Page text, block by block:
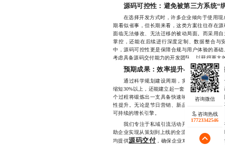
源码可控性：避免被第三方系统“
在选择开发方式时，许多企业倾向于使用现
期看似省事，但长期来看，这类方案往往存在
面临无法修改、无法迁移的被动局面。而采用
掌控，还能在后续进行深度定制、数据整合与
中，源码可控性更是保障合规与用户体验的基
考虑具备源码交付能力的开发团队，以获得更大
预期成果：效率提升与能力沉淀并
通过科学规划建设周期，实施模块化与敏捷
缩短30%以上，还能建立起一套可复用的活动模
个过程将锻炼出一支具备快速响应能力的跨职
性提升。无论是节日营销、新品推广，还是老
可持续的增长引擎。
我们专注于私域引流活动开发领域多年，拥
助企业实现从策划到上线的全流程高效落地，
均提供源码交付 ，确保企业对活动拥有完全
咨询热线
17723342546